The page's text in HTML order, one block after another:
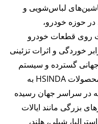
لباس‌شویی و
حوزه خودرو،
قطعات خودرو
خوردگی و اثرات تزئینی
گسترده و سیستم
خدمات پس از فروش حرفه‌ای خود، محصولات HSINDA به
کشور و منطقه در سراسر جهان رسیده
بزرگی مانند ایالات
شیلی، هلند،